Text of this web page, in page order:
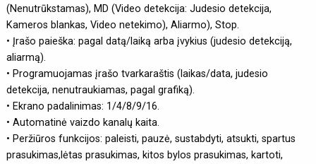
(Nenutrūkstamas), MD (Video detekcija: Judesio detekcija,
Kameros blankas, Video netekimo), Aliarmo), Stop.
• Įrašo paieška: pagal datą/laiką arba įvykius (judesio detekciją,
aliarmą).
• Programuojamas įrašo tvarkaraštis (laikas/data, judesio
detekcija, nenutraukiamas, pagal grafiką).
• Ekrano padalinimas: 1/4/8/9/16.
• Automatinė vaizdo kanalų kaita.
• Peržiūros funkcijos: paleisti, pauzė, sustabdyti, atsukti, spartus
prasukimas,lėtas prasukimas, kitos bylos prasukimas, kartoti,